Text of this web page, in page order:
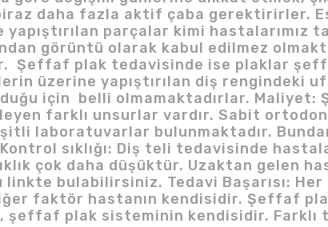
daha fazla aktif çaba gerektirirler.
parçalar kimi hastalarımız
görüntü olarak kabul edilmez
Şeffaf plak tedavisinde ise plaklar
üzerine yapıştırılan diş rengindeki
için belli olmamaktadırlar.
farklı unsurlar vardır. Sabit
laboratuvarlar bulunmaktadır.
sıklığı: Diş teli tedavisinde
çok daha düşüktür. Uzaktan gelen
bulabilirsiniz. Tedavi Başarısı:
faktör hastanın kendisidir. Şeffaf
şeffaf plak sisteminin kendisidir. Farklı